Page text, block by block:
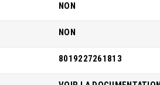
NON
NON
8019227261813